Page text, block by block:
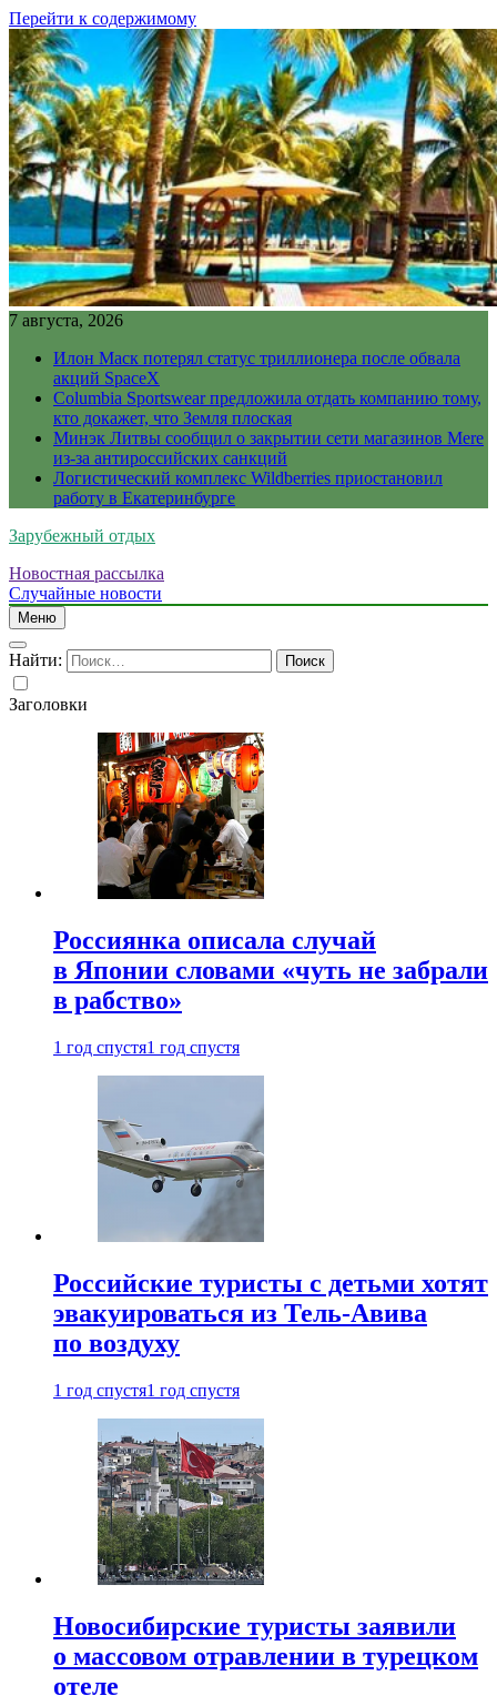
Перейти к содержимому
7 августа, 2026
Илон Маск потерял статус триллионера после обвала
акций SpaceX
Columbia Sportswear предложила отдать компанию тому,
кто докажет, что Земля плоская
Минэк Литвы сообщил о закрытии сети магазинов Mere
из-за антироссийских санкций
Логистический комплекс Wildberries приостановил
работу в Екатеринбурге
Зарубежный отдых
Новостная рассылка
Случайные новости
Меню
Найти:
Заголовки
Россиянка описала случай
в Японии словами «чуть не забрали
в рабство»
1 год спустя1 год спустя
Российские туристы с детьми хотят
эвакуироваться из Тель-Авива
по воздуху
1 год спустя1 год спустя
Новосибирские туристы заявили
о массовом отравлении в турецком
отеле